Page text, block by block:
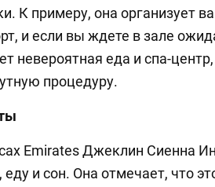
К примеру, она организует
и если вы ждете в зале
невероятная еда и спа-
процедуру.
Emirates Джеклин Сиенна
еду и сон. Она отмечает, что